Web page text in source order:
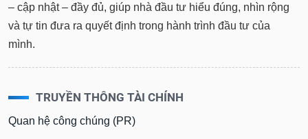
– cập nhật – đầy đủ, giúp nhà đầu tư hiểu đúng, nhìn rộng
và tự tin đưa ra quyết định trong hành trình đầu tư của
mình.
TRUYỀN THÔNG TÀI CHÍNH
Quan hệ công chúng (PR)